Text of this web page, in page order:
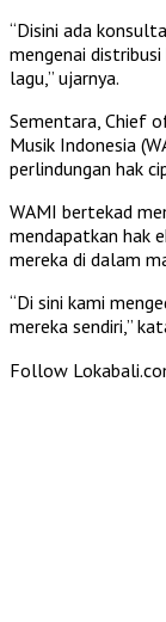
“Disini ada
mengenai
lagu,” ujarnya.
Sementara, Chief
Musik Indonesia
perlindungan hak
WAMI bertekad
mendapatkan hak
mereka di dalam
“Di sini kami
mereka sendiri,”
Follow